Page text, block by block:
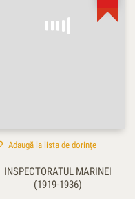
Adaugă la lista de dorințe
INSPECTORATUL MARINEI
(1919-1936)